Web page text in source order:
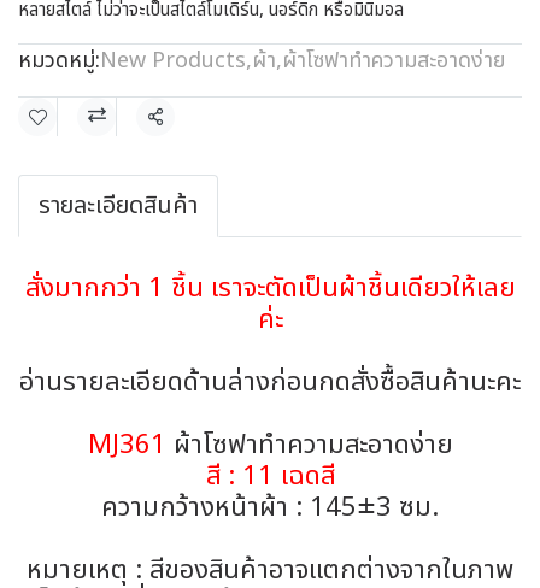
หลายสไตล์ ไม่ว่าจะเป็นสไตล์โมเดิร์น, นอร์ดิก หรือมินิมอล
หมวดหมู่:New Products,ผ้า,ผ้าโซฟาทำความสะอาดง่าย
แชร์
รายละเอียดสินค้า
สั่งมากกว่า 1 ชิ้น เราจะตัดเป็นผ้าชิ้นเดียวให้เลย
ค่ะ
อ่านรายละเอียดด้านล่างก่อนกดสั่งซื้อสินค้านะคะ
MJ361 ผ้าโซฟาทำความสะอาดง่าย
สี : 11 เฉดสี
ความกว้างหน้าผ้า : 145±3 ซม.
หมายเหตุ : สีของสินค้าอาจแตกต่างจากในภาพ